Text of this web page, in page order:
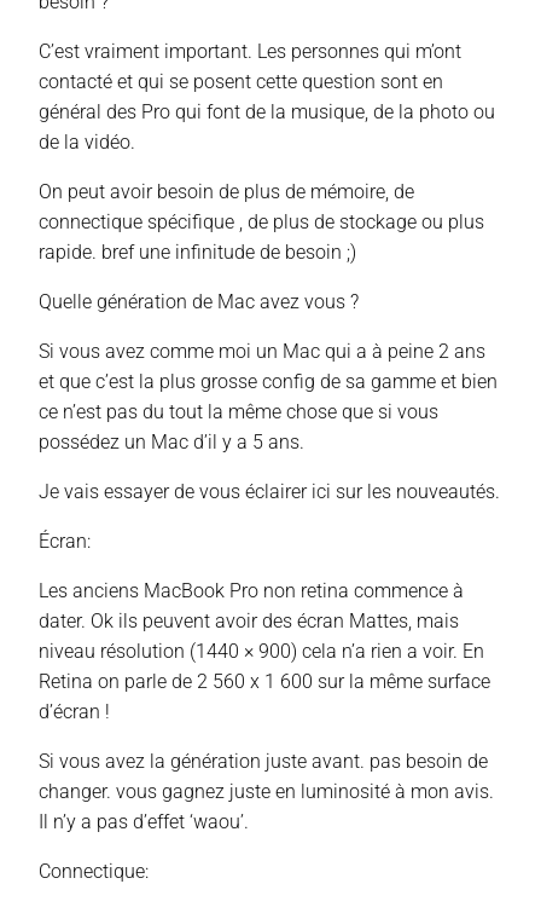
C’est vraiment important. Les personnes qui m’ont
contacté et qui se posent cette question sont en
général des Pro qui font de la musique, de la photo ou
de la vidéo.
On peut avoir besoin de plus de mémoire, de
connectique spécifique , de plus de stockage ou plus
rapide. bref une infinitude de besoin ;)
Quelle génération de Mac avez vous ?
Si vous avez comme moi un Mac qui a à peine 2 ans
et que c’est la plus grosse config de sa gamme et bien
ce n’est pas du tout la même chose que si vous
possédez un Mac d’il y a 5 ans.
Je vais essayer de vous éclairer ici sur les nouveautés.
Écran:
Les anciens MacBook Pro non retina commence à
dater. Ok ils peuvent avoir des écran Mattes, mais
niveau résolution (1440 × 900) cela n’a rien a voir. En
Retina on parle de 2 560 x 1 600 sur la même surface
d’écran !
Si vous avez la génération juste avant. pas besoin de
changer. vous gagnez juste en luminosité à mon avis.
Il n’y a pas d’effet ‘waou’.
Connectique: